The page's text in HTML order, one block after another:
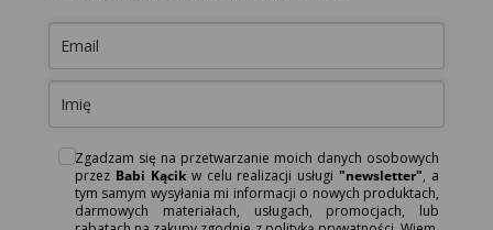
Zgadzam się na przetwarzanie moich danych osobowych
przez Babi Kącikw celu realizacji usługi"newsletter", a
tym samym wysyłania mi informacji o nowych produktach,
darmowych materiałach, usługach, promocjach, lub